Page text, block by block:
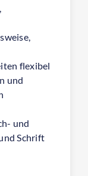
flexibel
und
und
Schrift